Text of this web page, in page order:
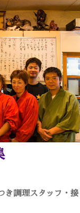
き調理スタッフ・接